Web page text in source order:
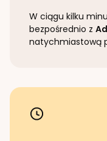
W ciągu kilku
bezpośrednio z
natychmiastową